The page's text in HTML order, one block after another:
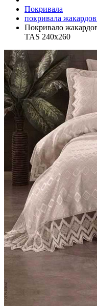
Покривала
покривала
Покривало
TAS 240х260